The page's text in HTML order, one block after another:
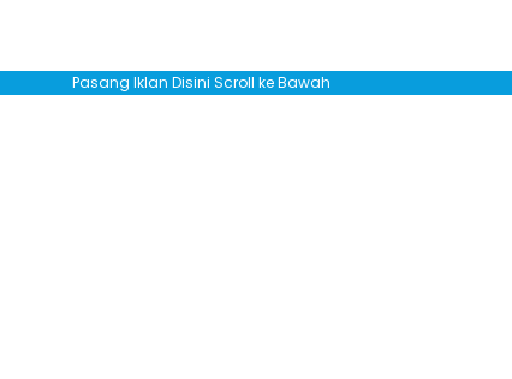
Pasang Iklan Disini Scroll ke Bawah